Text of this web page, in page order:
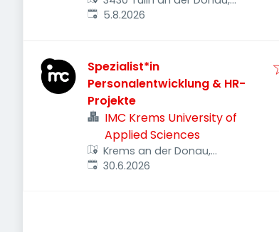
Österreich
Veröffentlicht
5.8.2026
Spezialist*in
Personalentwicklung & HR-
Projekte
IMC Krems University of
Applied Sciences
Krems an der Donau,
Österreich
Veröffentlicht
30.6.2026